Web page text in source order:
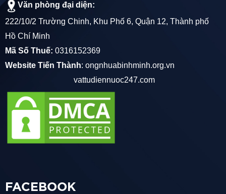
Văn phòng đại diện:
222/10/2 Trường Chinh, Khu Phố 6, Quận 12, Thành phố
Hồ Chí Minh
Mã Số Thuế: 0316152369
Website Tiến Thành: ongnhuabinhminh.org.vn
vattudiennuoc247.com
FACEBOOK